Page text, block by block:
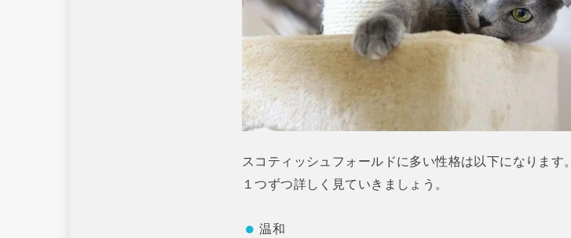
スコティッシュフォールドに多い性格は以下になります。
１つずつ詳しく見ていきましょう。
温和